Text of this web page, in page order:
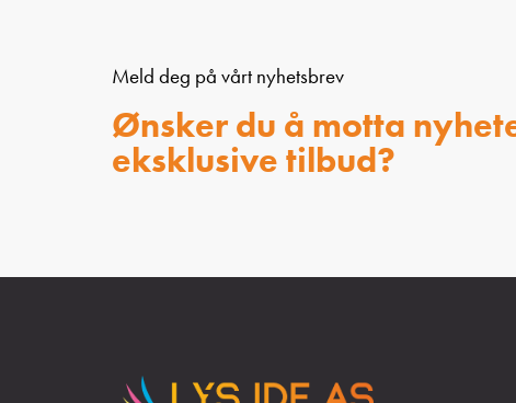
Meld deg på vårt nyhetsbrev
Ønsker du å motta
eksklusive tilbud?